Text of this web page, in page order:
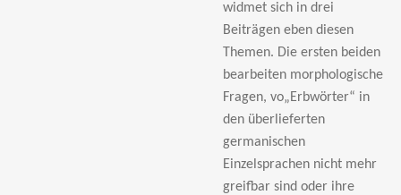
widmet sich in drei
Beiträgen eben diesen
Themen. Die ersten beiden
bearbeiten morphologische
Fragen, vo„Erbwörter“ in
den überlieferten
germanischen
Einzelsprachen nicht mehr
greifbar sind oder ihre